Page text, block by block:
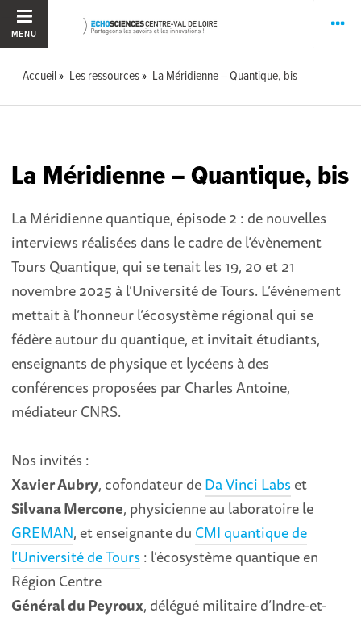
MENU
Accueil Les ressources La Méridienne – Quantique, bis
La Méridienne – Quantique, bis
La Méridienne quantique, épisode 2 : de nouvelles
interviews réalisées dans le cadre de l’évènement
Tours Quantique, qui se tenait les 19, 20 et 21
novembre 2025 à l’Université de Tours. L’événement
mettait à l’honneur l’écosystème régional qui se
fédère autour du quantique, et invitait étudiants,
enseignants de physique et lycéens à des
conférences proposées par Charles Antoine,
médiateur CNRS.
Nos invités :
Xavier Aubry, cofondateur deDa Vinci Labs et
Silvana Mercone, physicienne au laboratoire le
GREMAN, et enseignante du CMI quantique de
l’Université de Tours : l’écosystème quantique en
Région Centre
Général du Peyroux, délégué militaire d’Indre-et-